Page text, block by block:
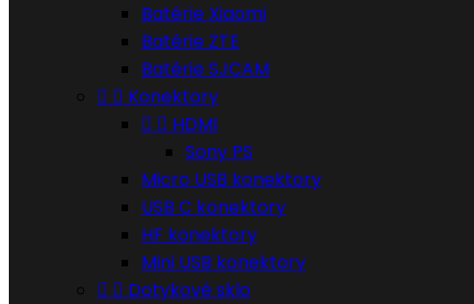
Batérie Xiaomi
Batérie ZTE
Batérie SJCAM
  Konektory
  HDMI
Sony PS
Micro USB konektory
USB C konektory
HF konektory
Mini USB konektory
  Dotykové sklo